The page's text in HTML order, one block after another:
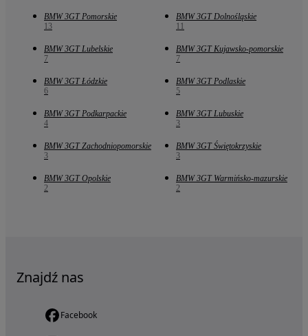
BMW 3GT Pomorskie
13
BMW 3GT Dolnośląskie
11
BMW 3GT Lubelskie
7
BMW 3GT Kujawsko-pomorskie
7
BMW 3GT Łódzkie
6
BMW 3GT Podlaskie
5
BMW 3GT Podkarpackie
4
BMW 3GT Lubuskie
3
BMW 3GT Zachodniopomorskie
3
BMW 3GT Świętokrzyskie
3
BMW 3GT Opolskie
2
BMW 3GT Warmińsko-mazurskie
2
Znajdź nas
Facebook